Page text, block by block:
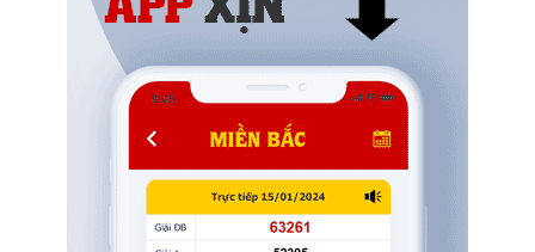
Liên hệ: mail.nguoinoitieng.tv@gmail.com